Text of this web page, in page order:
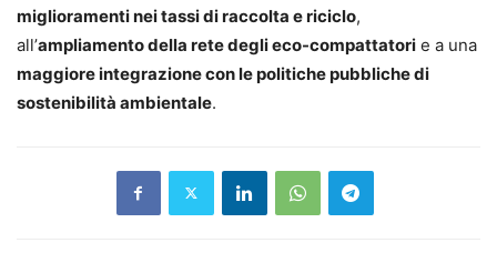
miglioramenti nei tassi di raccolta e riciclo,
all’ampliamento della rete degli eco-compattatori e a una
maggiore integrazione con le politiche pubbliche di
sostenibilità ambientale.